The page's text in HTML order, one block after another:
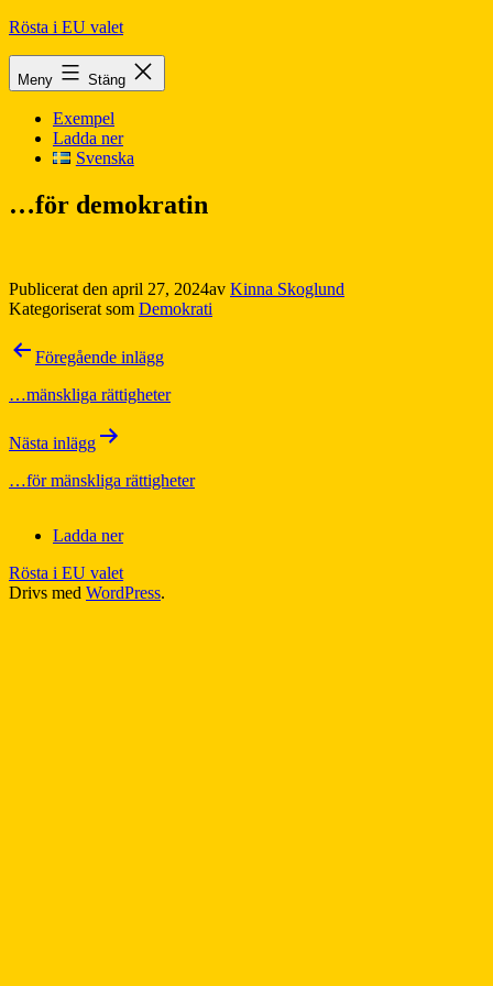
Hoppa
innehåll
Rösta i EU valet
Meny Stäng
Exempel
Ladda ner
Svenska
…för demokratin
Publicerat den april 27, 2024av Kinna Skoglund
Kategoriserat som Demokrati
Inläggsnavigering
Föregående inlägg
…mänskliga rättigheter
Nästa inlägg
…för mänskliga rättigheter
Ladda ner
Rösta i EU valet
Drivs med WordPress.